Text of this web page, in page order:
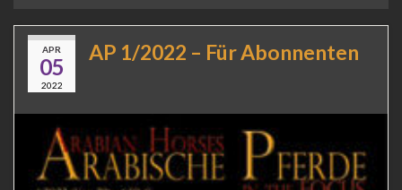
APR
05
2022
AP 1/2022 – Für Abonnenten